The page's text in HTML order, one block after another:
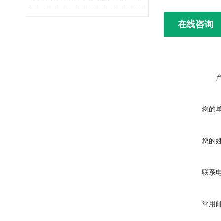
在线咨询
您的
您的
联系
常用